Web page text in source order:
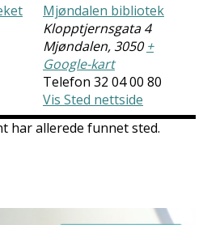
Mjøndalen bibliotek
Klopptjernsgata 4
Mjøndalen, 3050 +
Google-kart
Telefon 32 04 00 80
Vis Sted nettside
har allerede funnet sted.